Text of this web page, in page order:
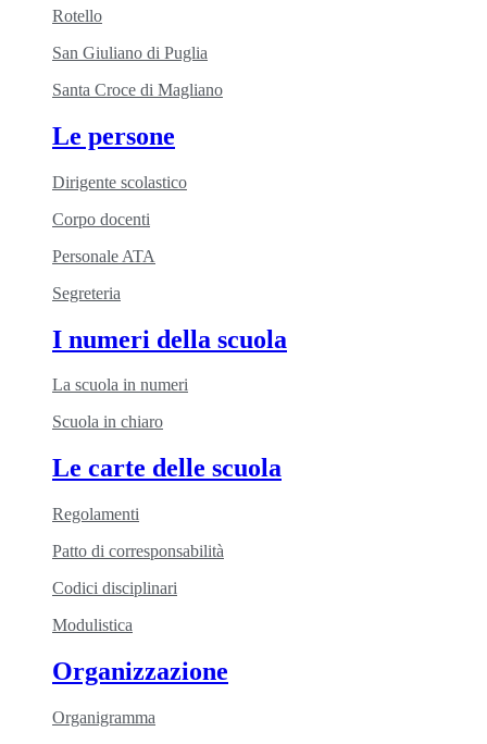
Rotello
San Giuliano di Puglia
Santa Croce di Magliano
Le persone
Dirigente scolastico
Corpo docenti
Personale ATA
Segreteria
I numeri della scuola
La scuola in numeri
Scuola in chiaro
Le carte delle scuola
Regolamenti
Patto di corresponsabilità
Codici disciplinari
Modulistica
Organizzazione
Organigramma